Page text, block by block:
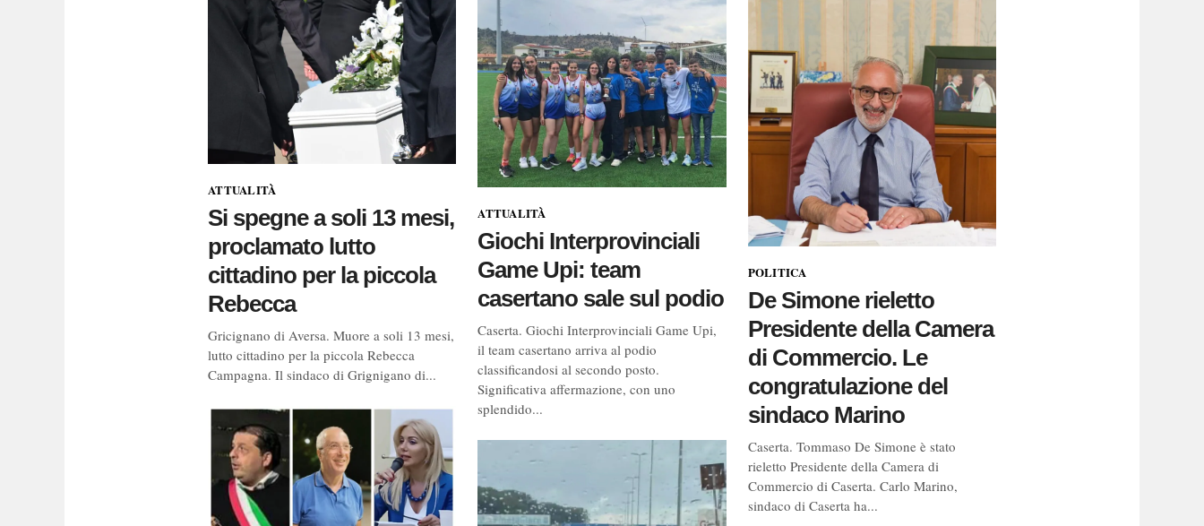
ATTUALITÀ
Si spegne a soli 13 mesi,
proclamato lutto
cittadino per la piccola
Rebecca
Gricignano di Aversa. Muore a soli 13 mesi,
lutto cittadino per la piccola Rebecca
Campagna. Il sindaco di Grignigano di...
ATTUALITÀ
Giochi Interprovinciali
Game Upi: team
casertano sale sul podio
Caserta. Giochi Interprovinciali Game Upi,
il team casertano arriva al podio
classificandosi al secondo posto.
Significativa affermazione, con uno
splendido...
POLITICA
De Simone rieletto
Presidente della Camera
di Commercio. Le
congratulazione del
sindaco Marino
Caserta. Tommaso De Simone è stato
rieletto Presidente della Camera di
Commercio di Caserta. Carlo Marino,
sindaco di Caserta ha...